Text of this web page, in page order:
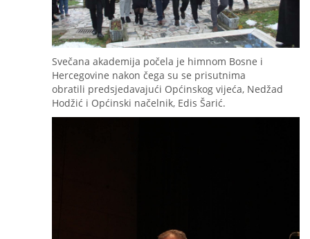
Svečana akademija počela je himnom Bosne i
Hercegovine nakon čega su se prisutnima
obratili predsjedavajući Općinskog vijeća, Nedžad
Hodžić i Općinski načelnik, Edis Šarić.